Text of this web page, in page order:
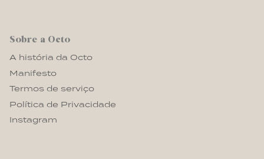
Sobre a Octo
A história da Octo
Manifesto
Termos de serviço
Política de Privacidade
Instagram